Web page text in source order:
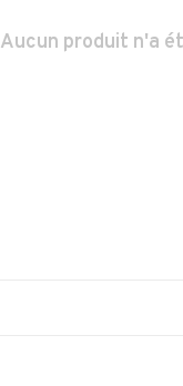
Aucun produit n'a